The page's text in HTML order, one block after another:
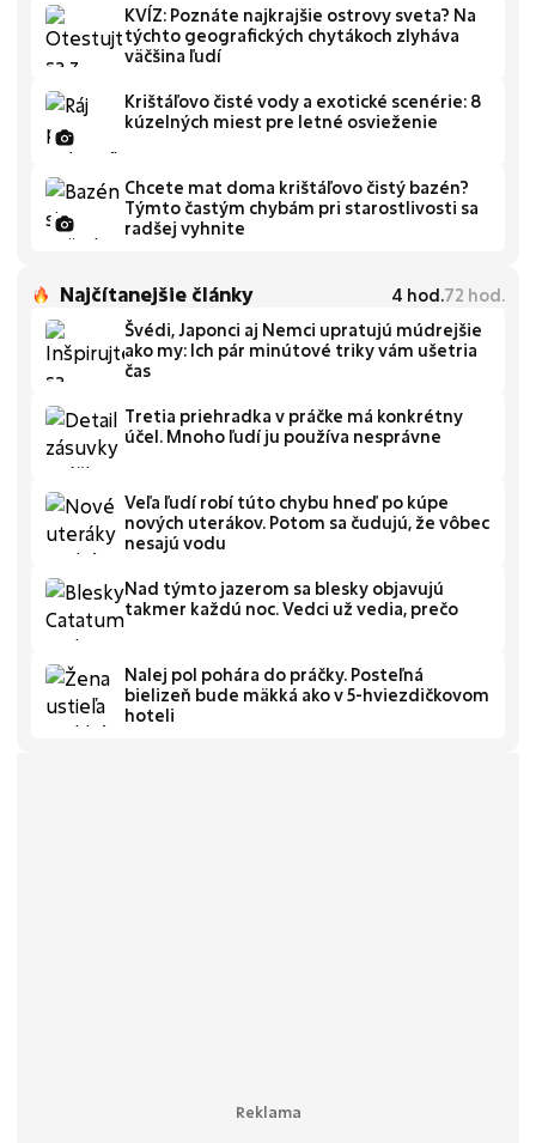
KVÍZ: Poznáte najkrajšie ostrovy sveta? Na
týchto geografických chytákoch zlyháva
väčšina ľudí
Krištáľovo čisté vody a exotické scenérie: 8
kúzelných miest pre letné osvieženie
Chcete mat doma krištáľovo čistý bazén?
Týmto častým chybám pri starostlivosti sa
radšej vyhnite
Najčítanejšie články 4 hod.72 hod.
Švédi, Japonci aj Nemci upratujú múdrejšie
ako my: Ich pár minútové triky vám ušetria
čas
Tretia priehradka v práčke má konkrétny
účel. Mnoho ľudí ju používa nesprávne
Veľa ľudí robí túto chybu hneď po kúpe
nových uterákov. Potom sa čudujú, že vôbec
nesajú vodu
Nad týmto jazerom sa blesky objavujú
takmer každú noc. Vedci už vedia, prečo
Nalej pol pohára do práčky. Posteľná
bielizeň bude mäkká ako v 5-hviezdičkovom
hoteli